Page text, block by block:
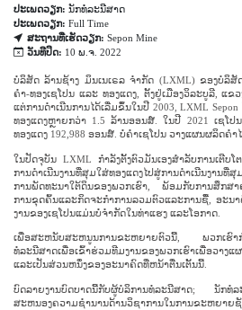
ປະເພດວຽກ: ນັກທໍລະນີສາດ
ປະເພດວຽກ: Full Time
ສະຖານທີ່ເຮັດວຽກ: Sepon Mine
ວັນທີປິດ: 10 ພ.ຈ. 2022
ບໍລິສັດ ລ້ານຊ້າງ ມິນເນເຣລ ຈຳກັດ (LXML) ຂອງບໍລິສັ
ຄຳ-ທອງເຊໂປນ ແລະ ທອງແດງ, ຕັ້ງຢູ່ເມືອງວິລະບູລີ, ແ
ແຕ່ການດໍາເນີນການໄດ້ເລີ່ມຂຶ້ນໃນປີ 2003, LXML
ທອງແດງຫຼາຍກວ່າ 1.5 ລ້ານອອນສ໌. ໃນປີ 2021 ເຊໂປ
ທອງແດງ 192,988 ອອນສ໌. ບໍ່ຄຳເຊໂປນ ວາງແຜນຜລິດຄຳ
ໃນປັດຈຸບັນ LXML ກໍາລັງຕັ້ງຕົວມັນເອງສໍາລັບການເຕີບ
ການດໍາເນີນງານທີ່ສຸມໃສ່ທອງແດງໄປສູ່ການດໍາເນີນງານ
ການພັດທະນາໃຕ້ດິນຂອງພວກເຮົາ, ພ້ອມກັບການສຶກສາ
ການຂຸດຄົ້ນແລະກິດຈະກໍາການລວມຕົວແລະການຊື້, ອະນ
ງານຂອງເຊໂປນແມ່ນບໍ່ຈໍາກັດໃນທ່າແຮງ ແລະໂອກາດ.
ເພື່ອສະຫນັບສະຫນູນການຂະຫຍາຍຕົວນີ້, ພວກເຮົາກໍ
ທໍລະນີສາດເພື່ອເຂົ້າຮ່ວມທີມງານຂອງພວກເຮົາເພື່ອວາງ
ແລະເປັນສ່ວນຫນຶ່ງຂອງອະນາຄົດທີ່ຫນ້າຕື່ນເຕັ້ນນີ້.
ບົດ​ລາຍ​ງານ​ບົດ​ບາດ​ນີ້​ກັບ​ຜູ້​ບໍ​ລິ​ການ​ທໍ​ລະ​ນີ​ສາດ​; ນັກທໍລ
ສະຫນອງຄວາມຊໍານານດ້ານວິຊາການໃນການຂະຫຍ